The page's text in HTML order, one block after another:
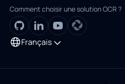
Comment choisir une solution OCR ?
Français